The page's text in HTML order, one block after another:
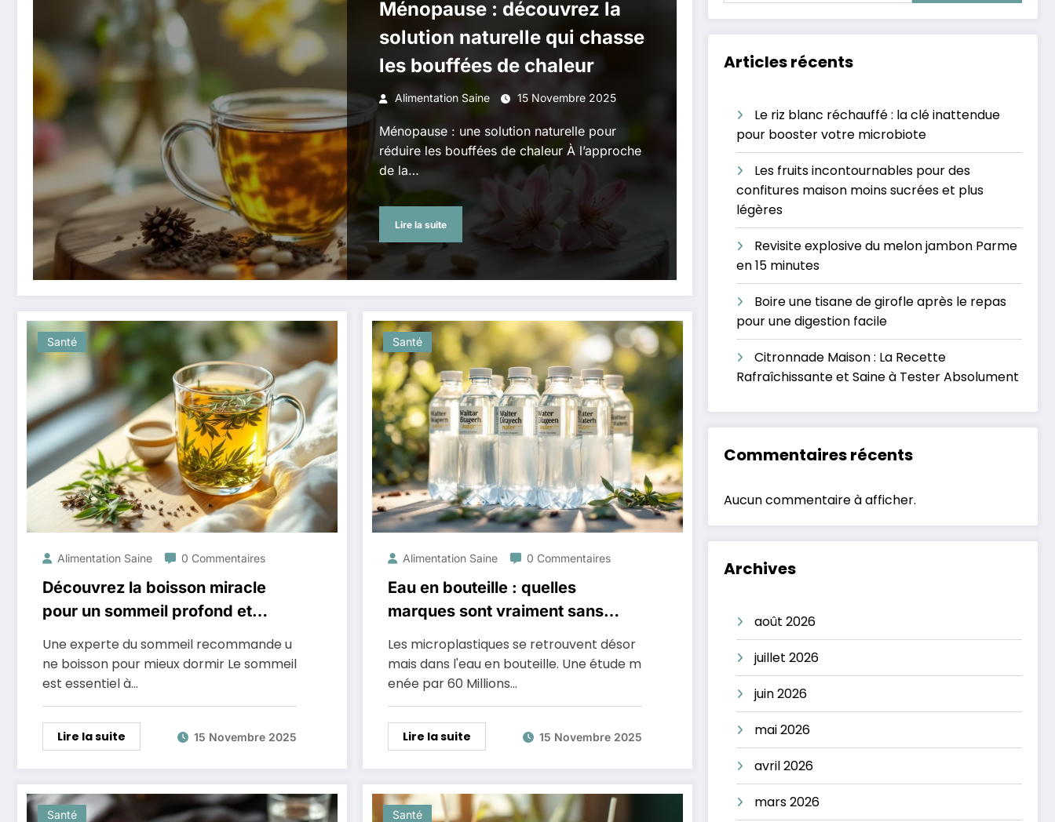
Ménopause : découvrez la
solution naturelle qui chasse
les bouffées de chaleur
Alimentation Saine 15 Novembre 2025
Ménopause : une solution naturelle pour
réduire les bouffées de chaleur À l’approche
de la…
Lire la suite
Santé
Alimentation Saine 0 Commentaires
Découvrez la boisson miracle
pour un sommeil profond et
Une experte du sommeil recommande u
ne boisson pour mieux dormir Le sommeil
est essentiel à…
Lire la suite 15 Novembre 2025
Santé
Alimentation Saine 0 Commentaires
Eau en bouteille : quelles
marques sont vraiment sans
microplastiques
Les microplastiques se retrouvent désor
mais dans l'eau en bouteille. Une étude m
enée par 60 Millions…
Lire la suite 15 Novembre 2025
Santé Santé
Articles récents
Le riz blanc réchauffé : la clé inattendue
pour booster votre microbiote
Les fruits incontournables pour des
confitures maison moins sucrées et plus
légères
Revisite explosive du melon jambon Parme
en 15 minutes
Boire une tisane de girofle après le repas
pour une digestion facile
Citronnade Maison : La Recette
Rafraîchissante et Saine à Tester Absolument
Commentaires récents
Aucun commentaire à afficher.
Archives
août 2026
juillet 2026
juin 2026
mai 2026
avril 2026
mars 2026